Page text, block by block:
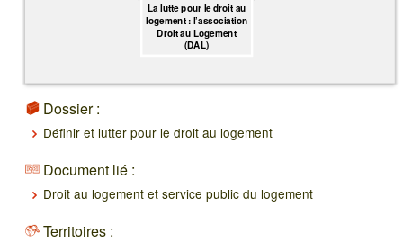
La lutte pour le droit au
logement : l’association
Droit au Logement
(DAL)
Dossier :
Définir et lutter pour le droit au logement
Document lié :
Droit au logement et service public du logement
Territoires :